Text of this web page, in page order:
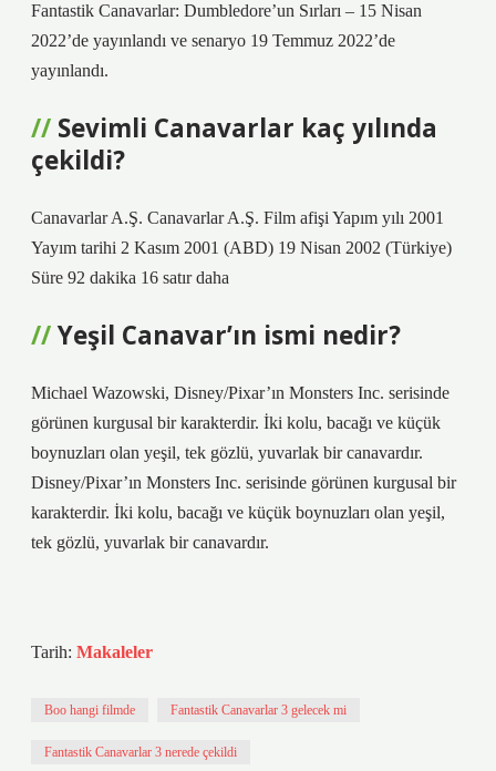
Fantastik Canavarlar: Dumbledore’un Sırları – 15 Nisan
2022’de yayınlandı ve senaryo 19 Temmuz 2022’de
yayınlandı.
Sevimli Canavarlar kaç yılında
çekildi?
Canavarlar A.Ş. Canavarlar A.Ş. Film afişi Yapım yılı 2001
Yayım tarihi 2 Kasım 2001 (ABD) 19 Nisan 2002 (Türkiye)
Süre 92 dakika 16 satır daha
Yeşil Canavar’ın ismi nedir?
Michael Wazowski, Disney/Pixar’ın Monsters Inc. serisinde
görünen kurgusal bir karakterdir. İki kolu, bacağı ve küçük
boynuzları olan yeşil, tek gözlü, yuvarlak bir canavardır.
Disney/Pixar’ın Monsters Inc. serisinde görünen kurgusal bir
karakterdir. İki kolu, bacağı ve küçük boynuzları olan yeşil,
tek gözlü, yuvarlak bir canavardır.
Tarih: Makaleler
Boo hangi filmde Fantastik Canavarlar 3 gelecek mi
Fantastik Canavarlar 3 nerede çekildi